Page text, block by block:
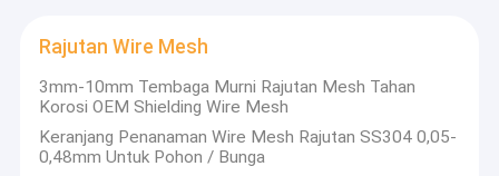
Rajutan Wire Mesh
3mm-10mm Tembaga Murni Rajutan Mesh Tahan
Korosi OEM Shielding Wire Mesh
Keranjang Penanaman Wire Mesh Rajutan SS304 0,05-
0,48mm Untuk Pohon / Bunga